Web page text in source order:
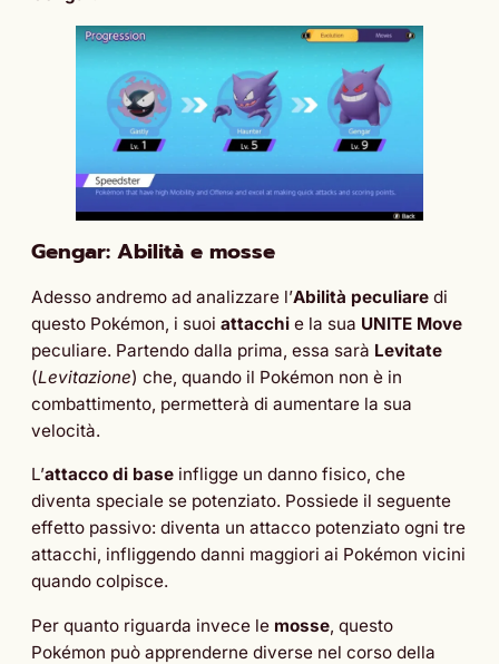
Gengar: Abilità e mosse
Adesso andremo ad analizzare l’Abilità peculiare di
questo Pokémon, i suoi attacchi e la sua UNITE Move
peculiare. Partendo dalla prima, essa sarà Levitate
(Levitazione) che, quando il Pokémon non è in
combattimento, permetterà di aumentare la sua
velocità.
L’attacco di base infligge un danno fisico, che
diventa speciale se potenziato. Possiede il seguente
effetto passivo: diventa un attacco potenziato ogni tre
attacchi, infliggendo danni maggiori ai Pokémon vicini
quando colpisce.
Per quanto riguarda invece le mosse, questo
Pokémon può apprenderne diverse nel corso della